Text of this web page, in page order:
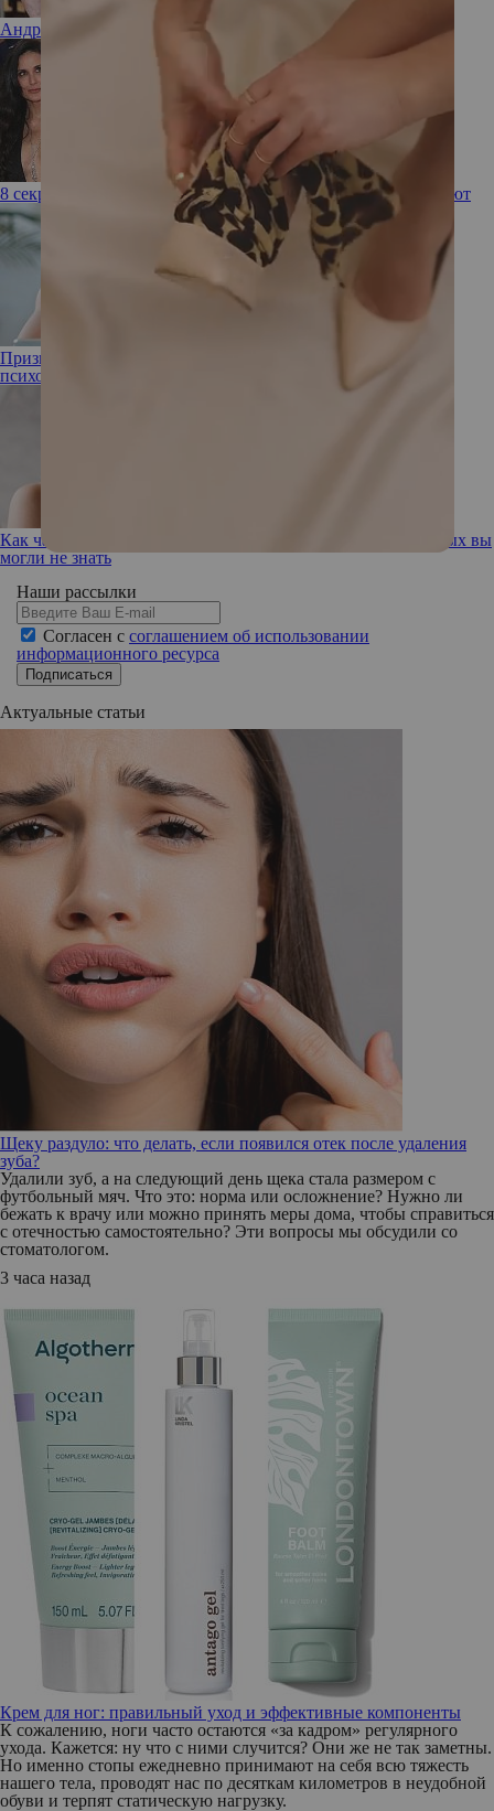
Андрей Малахов впервые откровенно рассказал о сыне
8 секретов похудения голливудских актрис, которые работают
Признался в любви и исчез: о страхе близости рассказывает
психолог
Как часто нужно мыть расческу: правила гигиены, о которых вы
могли не знать
Наши рассылки
Согласен с соглашением об использовании
информационного ресурса
Подписаться
Актуальные статьи
Щеку раздуло: что делать, если появился отек после удаления
зуба?
Удалили зуб, а на следующий день щека стала размером с
футбольный мяч. Что это: норма или осложнение? Нужно ли
бежать к врачу или можно принять меры дома, чтобы справиться
с отечностью самостоятельно? Эти вопросы мы обсудили со
стоматологом.
3 часа назад
Крем для ног: правильный уход и эффективные компоненты
К сожалению, ноги часто остаются «за кадром» регулярного
ухода. Кажется: ну что с ними случится? Они же не так заметны.
Но именно стопы ежедневно принимают на себя всю тяжесть
нашего тела, проводят нас по десяткам километров в неудобной
обуви и терпят статическую нагрузку.